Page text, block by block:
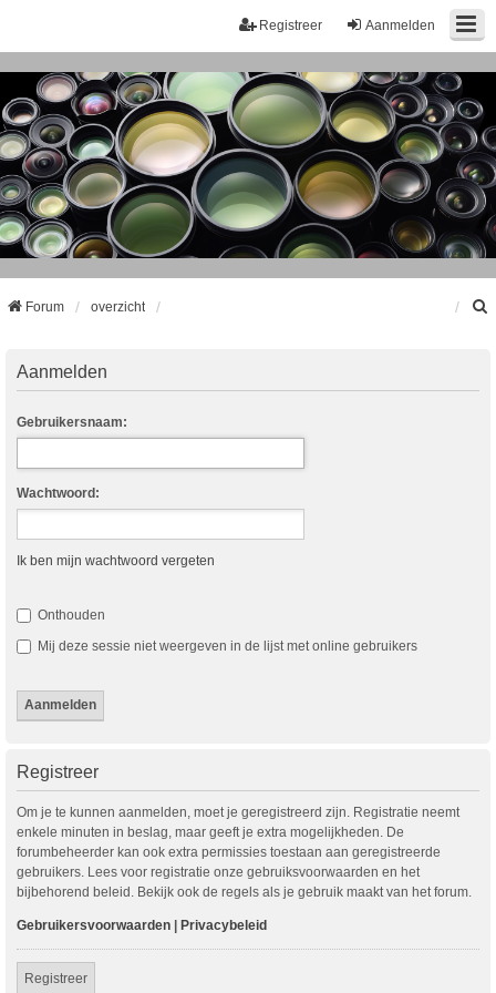
Aanmelden
Registreer
Forum overzicht
Aanmelden
Gebruikersnaam:
Wachtwoord:
Ik ben mijn wachtwoord vergeten
Onthouden
Mij deze sessie niet weergeven in de lijst met online gebruikers
Registreer
Om je te kunnen aanmelden, moet je geregistreerd zijn. Registratie neemt
enkele minuten in beslag, maar geeft je extra mogelijkheden. De
forumbeheerder kan ook extra permissies toestaan aan geregistreerde
gebruikers. Lees voor registratie onze gebruiksvoorwaarden en het
bijbehorend beleid. Bekijk ook de regels als je gebruik maakt van het forum.
Gebruikersvoorwaarden | Privacybeleid
Registreer